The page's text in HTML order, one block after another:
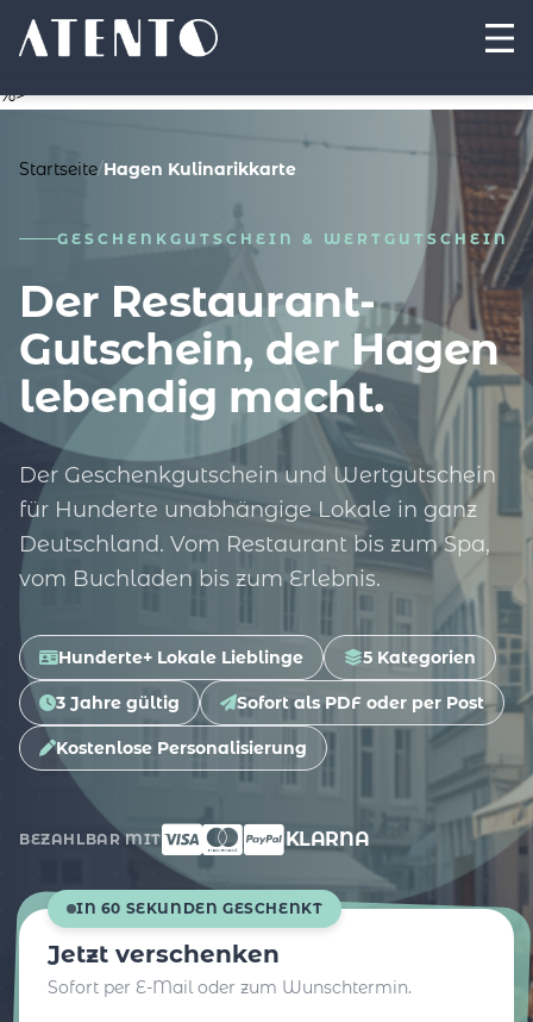
%>
Startseite/Hagen Kulinarikkarte
GESCHENKGUTSCHEIN & WERTGUTSCHEIN
Der Restaurant-
Gutschein, der Hagen
lebendig macht.
Der Geschenkgutschein und Wertgutschein
für Hunderte unabhängige Lokale in ganz
Deutschland. Vom Restaurant bis zum Spa,
vom Buchladen bis zum Erlebnis.
Hunderte+ Lokale Lieblinge 5 Kategorien
3 Jahre gültig Sofort als PDF oder per Post
Kostenlose Personalisierung
BEZAHLBAR MIT KLARNA
IN 60 SEKUNDEN GESCHENKT
Jetzt verschenken
Sofort per E-Mail oder zum Wunschtermin.